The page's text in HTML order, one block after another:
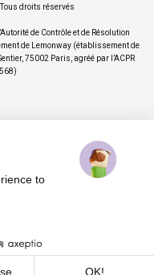
to
OK!
droits réservés
de Contrôle et de Résolution
de Lemonway (établissement de
75002 Paris, agréé par l’ACPR